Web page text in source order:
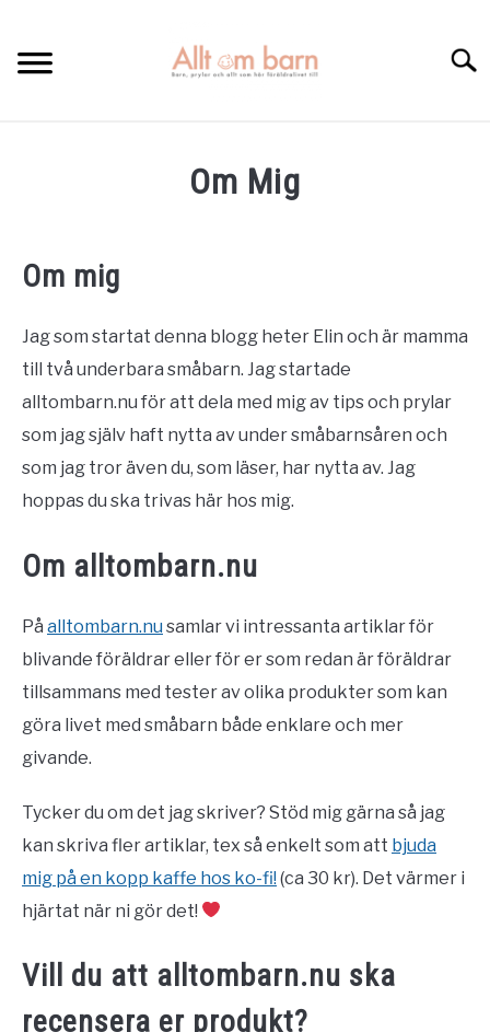
content
KONTAKTA
Om Mig
Om mig
Jag som startat denna blogg heter Elin och är mamma
till två underbara småbarn. Jag startade
alltombarn.nu för att dela med mig av tips och prylar
som jag själv haft nytta av under småbarnsåren och
som jag tror även du, som läser, har nytta av. Jag
hoppas du ska trivas här hos mig.
Om alltombarn.nu
På alltombarn.nu samlar vi intressanta artiklar för
blivande föräldrar eller för er som redan är föräldrar
tillsammans med tester av olika produkter som kan
göra livet med småbarn både enklare och mer
givande.
Tycker du om det jag skriver? Stöd mig gärna så jag
kan skriva fler artiklar, tex så enkelt som att bjuda
mig på en kopp kaffe hos ko-fi! (ca 30 kr). Det värmer i
hjärtat när ni gör det!
Vill du att alltombarn.nu ska
recensera er produkt?